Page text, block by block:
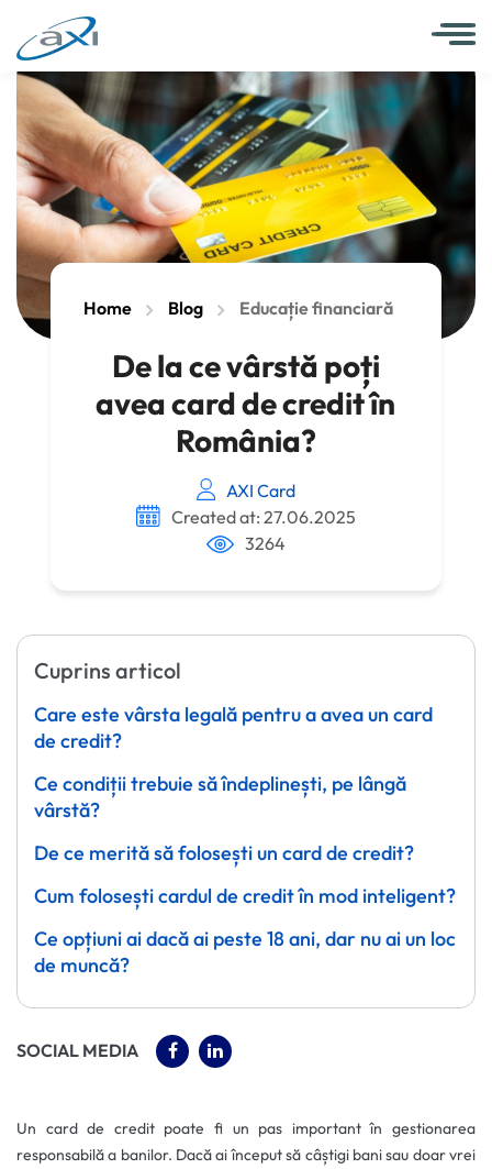
Home Blog Educație financiară
De la ce vârstă poți
avea card de credit în
România?
AXI Card
Created at: 27.06.2025
3264
Cuprins articol
Care este vârsta legală pentru a avea un card
de credit?
Ce condiții trebuie să îndeplinești, pe lângă
vârstă?
De ce merită să folosești un card de credit?
Cum folosești cardul de credit în mod inteligent?
Ce opțiuni ai dacă ai peste 18 ani, dar nu ai un loc
de muncă?
SOCIAL MEDIA (OPENS IN A NEW TAB)
(OPENS IN A NEW TAB)
Un card de credit poate fi un pas important în gestionarea
responsabilă a banilor. Dacă ai început să câștigi bani sau doar vrei